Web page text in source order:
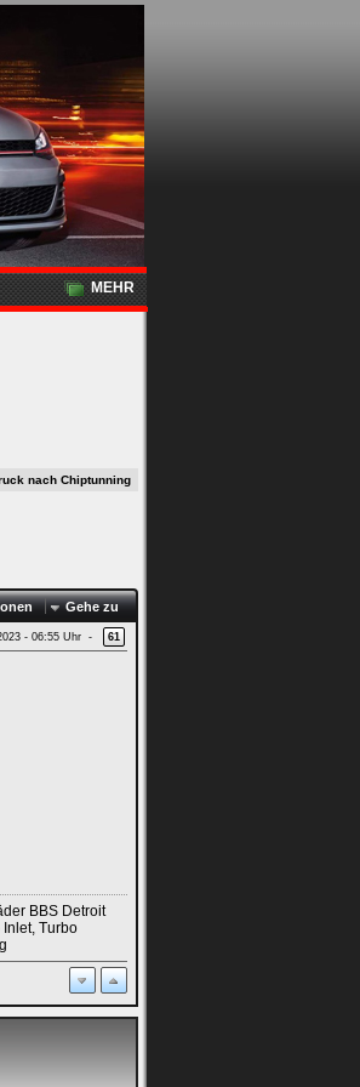
MEHR
nach Chiptunning
Gehe zu
- 06:55 Uhr - 61
BBS Detroit
Turbo